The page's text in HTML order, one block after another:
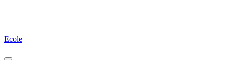
Ecole